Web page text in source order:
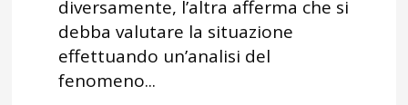
diversamente, l’altra afferma che si
debba valutare la situazione
effettuando un’analisi del
fenomeno...